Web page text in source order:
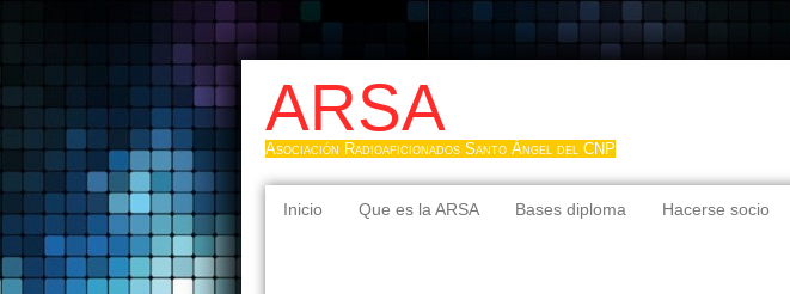
ARSA
Asociación Radioaficionados Santo Ángel del CNP
Inicio Que es la ARSA Bases diploma Hacerse socio